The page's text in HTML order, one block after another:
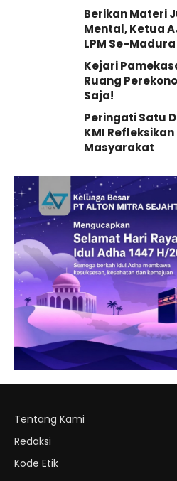
Berikan Materi
Mental, Ketua
LPM Se-Madura
Kejari
Ruang
Saja!
Peringati Satu
KMI
Masyarakat
Tentang Kami
Redaksi
Kode Etik